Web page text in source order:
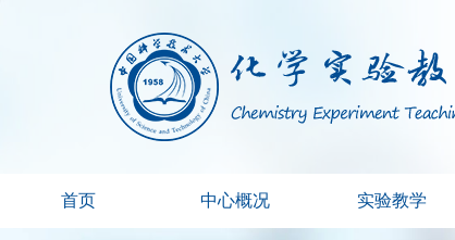
首页 中心概况 实验教学